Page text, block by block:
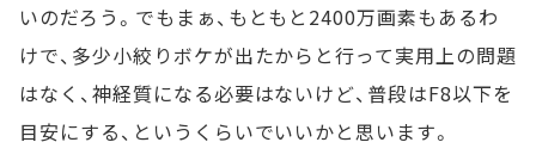
いのだろう。でもまぁ、もともと2400万画素もあるわ
けで、多少小絞りボケが出たからと行って実用上の問題
はなく、神経質になる必要はないけど、普段はF8以下を
目安にする、というくらいでいいかと思います。